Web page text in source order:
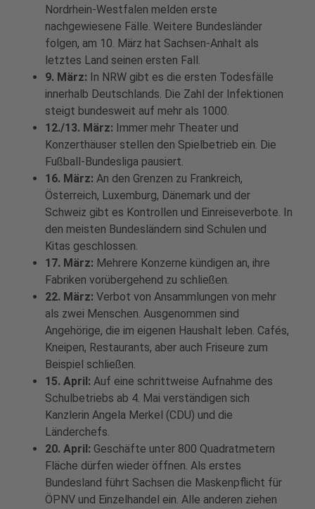
Nordrhein-Westfalen melden erste
nachgewiesene Fälle. Weitere Bundesländer
folgen, am 10. März hat Sachsen-Anhalt als
letztes Land seinen ersten Fall.
9. März: In NRW gibt es die ersten Todesfälle
innerhalb Deutschlands. Die Zahl der Infektionen
steigt bundesweit auf mehr als 1000.
12./13. März: Immer mehr Theater und
Konzerthäuser stellen den Spielbetrieb ein. Die
Fußball-Bundesliga pausiert.
16. März: An den Grenzen zu Frankreich,
Österreich, Luxemburg, Dänemark und der
Schweiz gibt es Kontrollen und Einreiseverbote. In
den meisten Bundesländern sind Schulen und
Kitas geschlossen.
17. März: Mehrere Konzerne kündigen an, ihre
Fabriken vorübergehend zu schließen.
22. März: Verbot von Ansammlungen von mehr
als zwei Menschen. Ausgenommen sind
Angehörige, die im eigenen Haushalt leben. Cafés,
Kneipen, Restaurants, aber auch Friseure zum
Beispiel schließen.
15. April: Auf eine schrittweise Aufnahme des
Schulbetriebs ab 4. Mai verständigen sich
Kanzlerin Angela Merkel (CDU) und die
Länderchefs.
20. April: Geschäfte unter 800 Quadratmetern
Fläche dürfen wieder öffnen. Als erstes
Bundesland führt Sachsen die Maskenpflicht für
ÖPNV und Einzelhandel ein. Alle anderen ziehen